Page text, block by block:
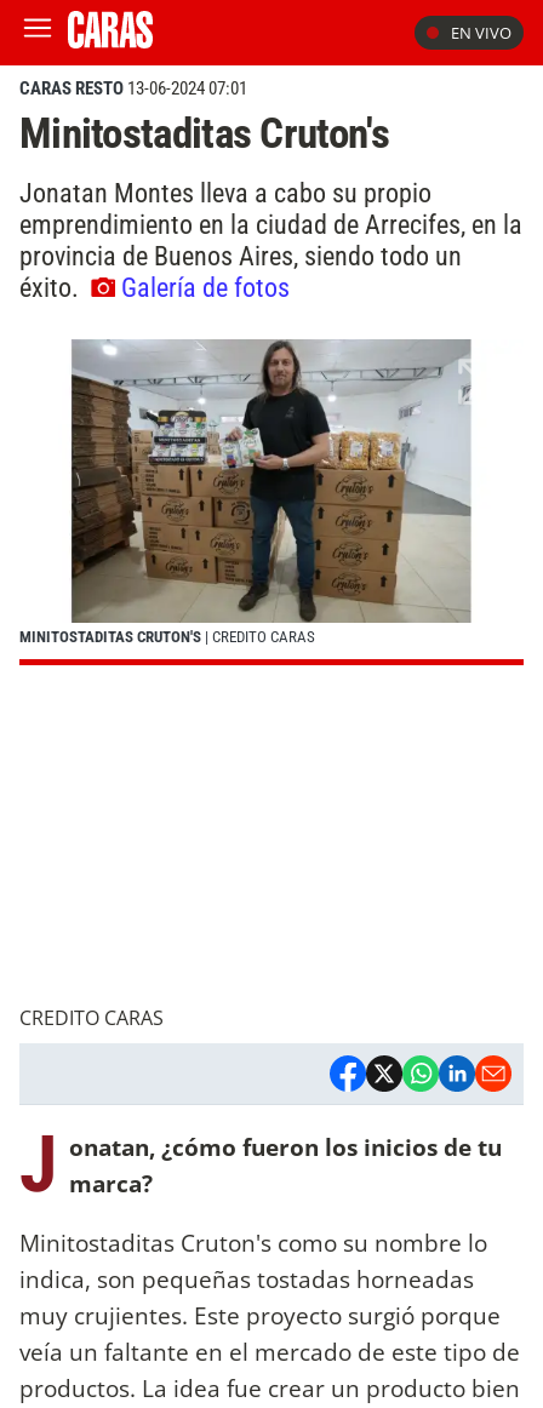
EN VIVO
CARAS RESTO 13-06-2024 07:01
Minitostaditas Cruton's
Jonatan Montes lleva a cabo su propio
emprendimiento en la ciudad de Arrecifes, en la
provincia de Buenos Aires, siendo todo un
éxito.
Galería de fotos
MINITOSTADITAS CRUTON'S | CREDITO CARAS
CREDITO CARAS
J onatan, ¿cómo fueron los inicios de tu
marca?
Minitostaditas Cruton's como su nombre lo
indica, son pequeñas tostadas horneadas
muy crujientes. Este proyecto surgió porque
veía un faltante en el mercado de este tipo de
productos. La idea fue crear un producto bien